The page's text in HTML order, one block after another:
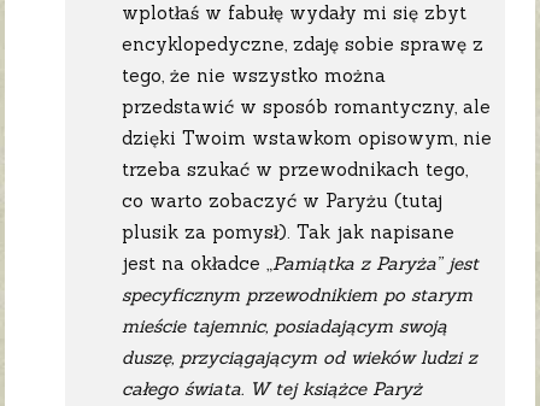
wplotłaś w fabułę wydały mi się zbyt
encyklopedyczne, zdaję sobie sprawę z
tego, że nie wszystko można
przedstawić w sposób romantyczny, ale
dzięki Twoim wstawkom opisowym, nie
trzeba szukać w przewodnikach tego,
co warto zobaczyć w Paryżu (tutaj
plusik za pomysł). Tak jak napisane
jest na okładce „Pamiątka z Paryża” jest
specyficznym przewodnikiem po starym
mieście tajemnic, posiadającym swoją
duszę, przyciągającym od wieków ludzi z
całego świata. W tej książce Paryż